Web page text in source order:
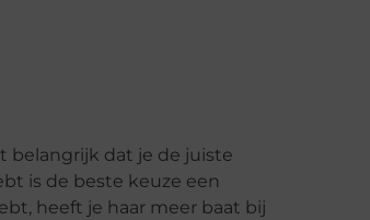
belangrijk dat je de juiste
is de beste keuze een
heeft je haar meer baat bij